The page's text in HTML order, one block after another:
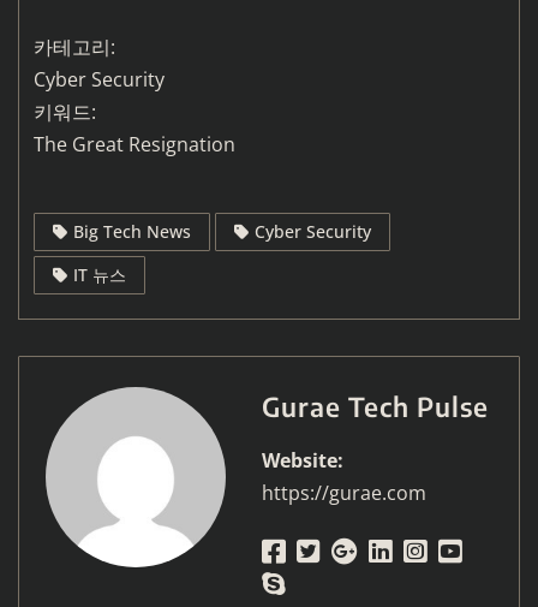
카테고리:
Cyber Security
키워드:
The Great Resignation
Big Tech News
Cyber Security
IT 뉴스
Gurae Tech Pulse
Website:
https://gurae.com